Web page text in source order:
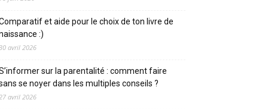
et aide pour le choix de ton livre de
:)
avril 2026
sur la parentalité : comment faire
se noyer dans les multiples conseils ?
avril 2026